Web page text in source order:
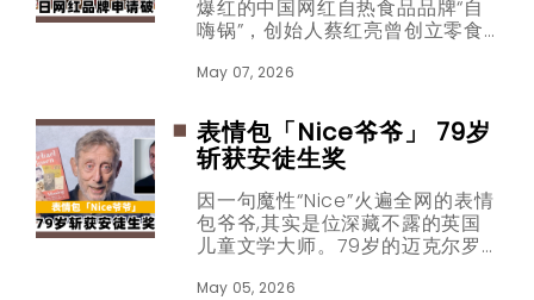
爆红的中国网红自热食品品牌“自
嗨锅”，创始人蔡红亮曾创立零食
「好想你」后套现9.6亿元离场，
锅」。如今正式走向破产清算，公
司累计执行金额超过人民币1.4亿
元（约8080万令吉），债权人也
被要求在期限内完成申报程序。
May 07, 2026
表情包「Nice爷爷」 79岁
斩获安徒生奖
因一句魔性“Nice”火遍全网的表情
包爷爷,其实是位深藏不露的英国
儿童文学大师。79岁的迈克尔罗
写作奖,被表情包遮住的大师身
May 05, 2026